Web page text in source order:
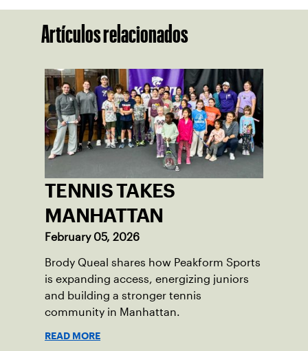
Artículos relacionados
TENNIS TAKES
MANHATTAN
February 05, 2026
Brody Queal shares how Peakform Sports
is expanding access, energizing juniors
and building a stronger tennis
community in Manhattan.
READ MORE